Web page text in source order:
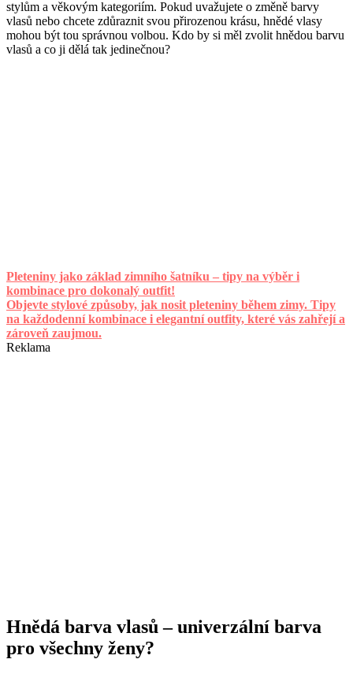
stylům a věkovým kategoriím. Pokud uvažujete o změně barvy
vlasů nebo chcete zdůraznit svou přirozenou krásu, hnědé vlasy
mohou být tou správnou volbou. Kdo by si měl zvolit hnědou barvu
vlasů a co ji dělá tak jedinečnou?
Pleteniny jako základ zimního šatníku – tipy na výběr i
kombinace pro dokonalý outfit!
Objevte stylové způsoby, jak nosit pleteniny během zimy. Tipy
na každodenní kombinace i elegantní outfity, které vás zahřejí a
zároveň zaujmou.
Reklama
Hnědá barva vlasů – univerzální barva
pro všechny ženy?